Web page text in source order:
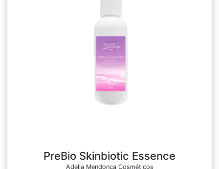
PreBio Skinbiotic Essence
Adelia Mendonça Cosméticos